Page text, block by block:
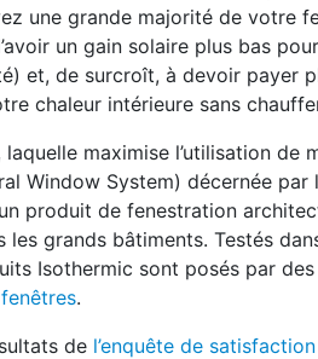
une grande majorité de votre
un gain solaire plus bas
et, de surcroît, à devoir payer
chaleur intérieure sans
maximise l’utilisation
System) décernée par
produit de fenestration
grands bâtiments. Testés
Isothermic sont posés par
.
de l’enquête de